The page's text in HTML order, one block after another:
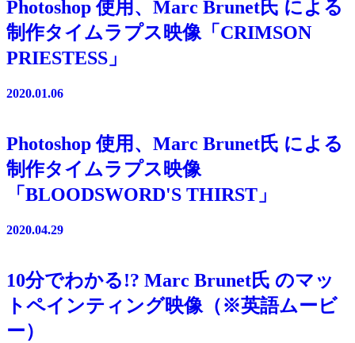
Photoshop 使用、Marc Brunet氏 による
制作タイムラプス映像「CRIMSON
PRIESTESS」
2020.01.06
Photoshop 使用、Marc Brunet氏 による
制作タイムラプス映像
「BLOODSWORD'S THIRST」
2020.04.29
10分でわかる!? Marc Brunet氏 のマッ
トペインティング映像（※英語ムービ
ー）